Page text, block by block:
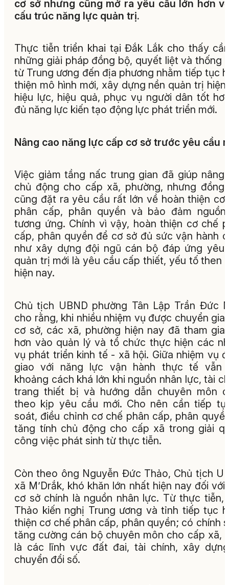
cơ sở nhưng cũng mở ra yêu cầu lớn hơn
cấu trúc năng lực quản trị.
Thực tiễn triển khai tại Đắk Lắk cho thấy
những giải pháp đồng bộ, quyết liệt và thống
từ Trung ương đến địa phương nhằm tiếp tục
thiện mô hình mới, xây dựng nền quản trị hiện
hiệu lực, hiệu quả, phục vụ người dân tốt
đủ năng lực kiến tạo động lực phát triển mới.
Nâng cao năng lực cấp cơ sở trước yêu cầu
Việc giảm tầng nấc trung gian đã giúp nâng
chủ động cho cấp xã, phường, nhưng đồng
cũng đặt ra yêu cầu rất lớn về hoàn thiện cơ
phân cấp, phân quyền và bảo đảm
tương ứng. Chính vì vậy, hoàn thiện cơ chế
cấp, phân quyền để cơ sở đủ sức vận hành
như xây dựng đội ngũ cán bộ đáp ứng yêu
quản trị mới là yêu cầu cấp thiết, yếu tố then
hiện nay.
Chủ tịch UBND phường Tân Lập Trần Đức
cho rằng, khi nhiều nhiệm vụ được chuyển
cơ sở, các xã, phường hiện nay đã tham gia
hơn vào quản lý và tổ chức thực hiện các
vụ phát triển kinh tế - xã hội. Giữa nhiệm vụ
giao với năng lực vận hành thực tế vẫn
khoảng cách khá lớn khi nguồn nhân lực, tài
trang thiết bị và hướng dẫn chuyên môn
theo kịp yêu cầu mới. Cho nên cần tiếp
soát, điều chỉnh cơ chế phân cấp, phân
tăng tính chủ động cho cấp xã trong giải
công việc phát sinh từ thực tiễn.
Còn theo ông Nguyễn Đức Thảo, Chủ tịch
xã M’Drắk, khó khăn lớn nhất hiện nay đối với
cơ sở chính là nguồn nhân lực. Từ thực tiễn,
Thảo kiến nghị Trung ương và tỉnh tiếp tục
thiện cơ chế phân cấp, phân quyền; có chính
tăng cường cán bộ chuyên môn cho cấp xã,
là các lĩnh vực đất đai, tài chính, xây
chuyển đổi số.